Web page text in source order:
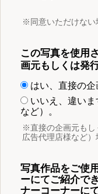
※同意いただけない
この写真を使用
画元もしくは発
はい、直接の企
いいえ、違い
など）。
※直接の企画元もし
広告代理店様など）
写真作品をご使
ーにてご紹介で
ナーコーナーに